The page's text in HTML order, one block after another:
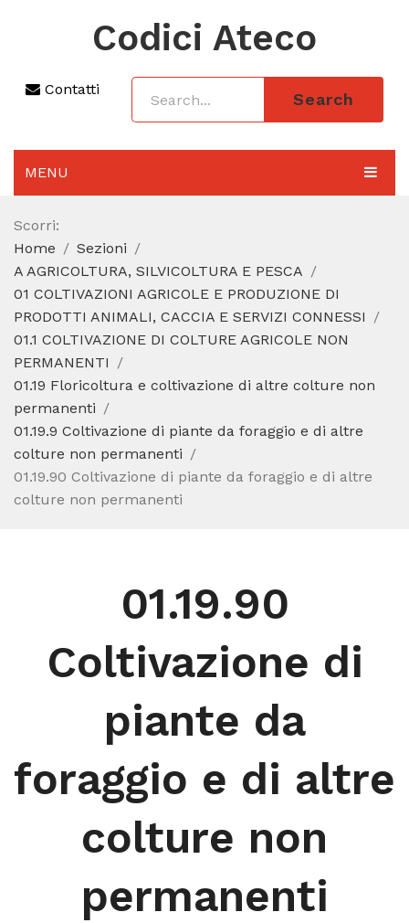
Codici Ateco
Contatti
Search
MENU
AGGIORNAMENTO 2025
SEZIONI
CODICE ATECO A COSA SERVE
REGIME FORFETTARIO
CODICE FISCALE
Scorri:
Home
Sezioni
A AGRICOLTURA, SILVICOLTURA E PESCA
01 COLTIVAZIONI AGRICOLE E PRODUZIONE DI
PRODOTTI ANIMALI, CACCIA E SERVIZI CONNESSI
01.1 COLTIVAZIONE DI COLTURE AGRICOLE NON
PERMANENTI
01.19 Floricoltura e coltivazione di altre colture non
permanenti
01.19.9 Coltivazione di piante da foraggio e di altre
colture non permanenti
01.19.90 Coltivazione di piante da foraggio e di altre
colture non permanenti
01.19.90
Coltivazione di
piante da
foraggio e di altre
colture non
permanenti